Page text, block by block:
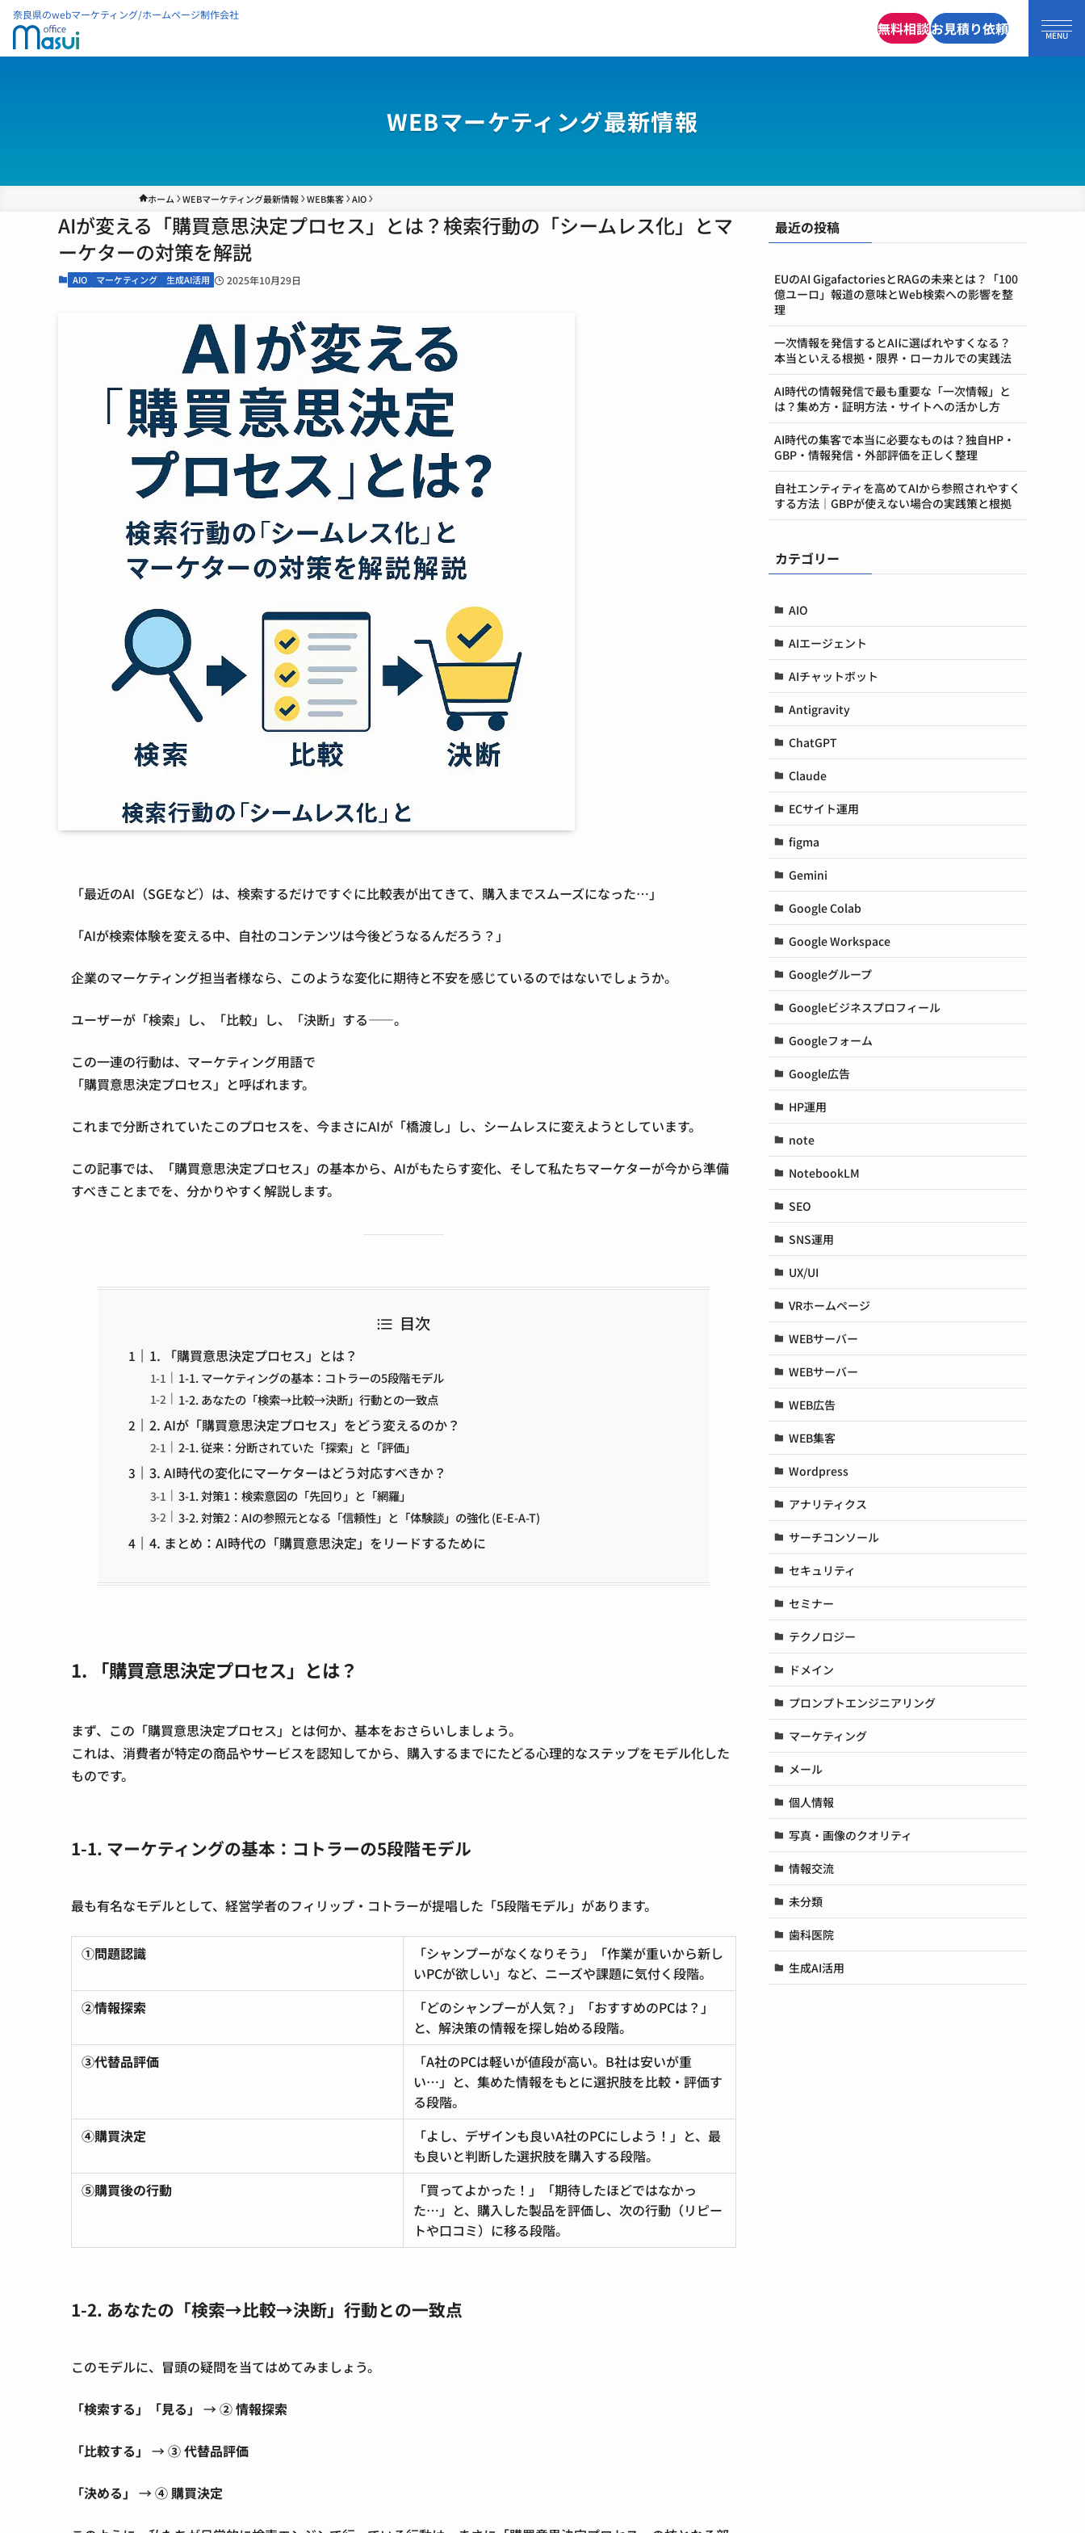
奈良県のwebマーケティング/ホームページ制作会社
無料相談お見積り依頼
WEBマーケティング最新情報
ホーム WEBマーケティング最新情報 WEB集客 AIO
AIが変える「購買意思決定プロセス」とは？検索行動の「シームレス化」とマ
ーケターの対策を解説
AIO マーケティング 生成AI活用 2025年10月29日
「最近のAI（SGEなど）は、検索するだけですぐに比較表が出てきて、購入までスムーズになった…」
「AIが検索体験を変える中、自社のコンテンツは今後どうなるんだろう？」
企業のマーケティング担当者様なら、このような変化に期待と不安を感じているのではないでしょうか。
ユーザーが「検索」し、「比較」し、「決断」する——。
この一連の行動は、 マーケティング用語で
「購買意思決定プロセス」 と呼ばれます。
これまで分断されていたこのプロセスを、今まさにAIが「橋渡し」し、シームレスに変えようとしています。
この記事では、「購買意思決定プロセス」の基本から、AIがもたらす変化、そして私たちマーケターが今から準備
すべきことまでを、分かりやすく解説します。
目次
1. 「購買意思決定プロセス」とは？
1-1. マーケティングの基本：コトラーの5段階モデル
1-2. あなたの「検索→比較→決断」行動との一致点
2. AIが「購買意思決定プロセス」をどう変えるのか？
2-1. 従来：分断されていた「探索」と「評価」
3. AI時代の変化にマーケターはどう対応すべきか？
3-1. 対策1：検索意図の「先回り」と「網羅」
3-2. 対策2：AIの参照元となる「信頼性」と「体験談」の強化 (E-E-A-T)
4. まとめ：AI時代の「購買意思決定」をリードするために
1. 「購買意思決定プロセス」とは？
まず、この 「購買意思決定プロセス」とは何か、基本をおさらいしましょう。
これは、 消費者が特定の商品やサービスを認知してから、購入するまでにたどる心理的なステップをモデル化した
ものです。
1-1. マーケティングの基本： コトラーの5段階モデル
最も有名なモデルとして、 経営学者のフィリップ・コトラーが提唱した「5段階モデル」 があります。
①問題認識
「シャンプーがなくなりそう」「作業が重いから新し
いPCが欲しい」など、ニーズや課題に気付く段階。
②情報探索
「どのシャンプーが人気？」「おすすめのPCは？」
と、解決策の情報を探し始める段階。
③代替品評価
「A社のPCは軽いが値段が高い。B社は安いが重
い…」と、集めた情報をもとに選択肢を比較・評価す
る段階。
④購買決定
「よし、デザインも良いA社のPCにしよう！」と、最
も良いと判断した選択肢を購入する段階。
⑤購買後の行動
「買ってよかった！」「期待したほどではなかっ
た…」と、購入した製品を評価し、次の行動（リピー
トや口コミ）に移る段階。
1-2. あなたの「検索→比較→決断」行動との一致点
このモデルに、冒頭の疑問を当てはめてみましょう。
「検索する」「見る」 → ② 情報探索
「比較する」 → ③ 代替品評価
「決める」 → ④ 購買決定
最近の投稿
EUのAI GigafactoriesとRAGの未来とは？「100
億ユーロ」報道の意味とWeb検索への影響を整
理
一次情報を発信するとAIに選ばれやすくなる？
本当といえる根拠・限界・ローカルでの実践法
AI時代の情報発信で最も重要な「一次情報」と
は？集め方・証明方法・サイトへの活かし方
AI時代の集客で本当に必要なものは？独自HP・
GBP・情報発信・外部評価を正しく整理
自社エンティティを高めてAIから参照されやすく
する方法｜GBPが使えない場合の実践策と根拠
カテゴリー
AIO
AIエージェント
AIチャットボット
Antigravity
ChatGPT
Claude
ECサイト運用
figma
Gemini
Google Colab
Google Workspace
Googleグループ
Googleビジネスプロフィール
Googleフォーム
Google広告
HP運用
note
NotebookLM
SEO
SNS運用
UX/UI
VRホームページ
WEBサーバー
WEBサーバー
WEB広告
WEB集客
Wordpress
アナリティクス
サーチコンソール
セキュリティ
セミナー
テクノロジー
ドメイン
プロンプトエンジニアリング
マーケティング
メール
個人情報
写真・画像のクオリティ
情報交流
未分類
歯科医院
生成AI活用